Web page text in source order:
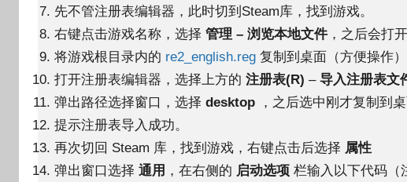
先不管注册表编辑器，此时切到Steam库，找到游戏。
右键点击游戏名称，选择管理 – 浏览本地文件 ，之后会打
将游戏根目录内的 re2_english.reg 复制到桌面（方便操作）
打开注册表编辑器，选择上方的注册表(R) –导入注册表文
弹出路径选择窗口，选择 desktop ，之后选中刚才复制到
提示注册表导入成功。
再次切回 Steam 库，找到游戏，右键点击后选择 属性
弹出窗口选择通用 ，在右侧的 启动选项 栏输入以下代码（